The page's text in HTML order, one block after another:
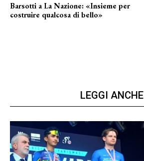
Barsotti a La Nazione: «Insieme per
costruire qualcosa di bello»
LEGGI ANCHE